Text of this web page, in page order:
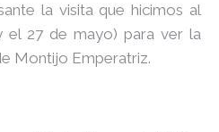
la visita que hicimos al
el 27 de mayo) para ver la
Montijo Emperatriz.